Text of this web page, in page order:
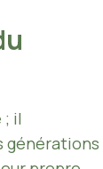
il
générations